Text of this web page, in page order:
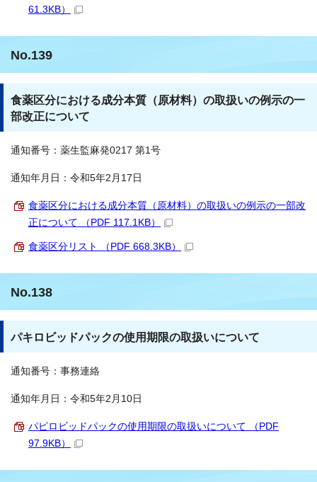
61.3KB）
No.139
食薬区分における成分本質（原材料）の取扱いの例示の一
部改正について
通知番号：薬生監麻発0217 第1号
通知年月日：令和5年2月17日
食薬区分における成分本質（原材料）の取扱いの例示の一部改
正について （PDF 117.1KB）
食薬区分リスト （PDF 668.3KB）
No.138
パキロビッドパックの使用期限の取扱いについて
通知番号：事務連絡
通知年月日：令和5年2月10日
パピロビッドパックの使用期限の取扱いについて （PDF
97.9KB）